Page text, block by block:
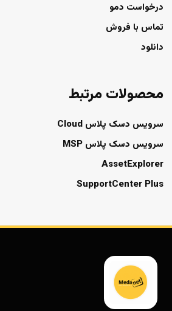
درخواست دمو
تماس با فروش
دانلود
محصولات مرتبط
سرویس دسک پلاس Cloud
سرویس دسک پلاس MSP
AssetExplorer
SupportCenter Plus